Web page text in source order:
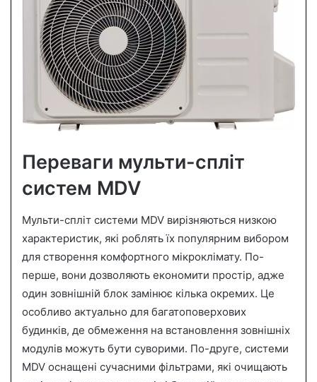
Переваги мульти-спліт
систем MDV
Мульти-спліт системи MDV вирізняються низкою
характеристик, які роблять їх популярним вибором
для створення комфортного мікроклімату. По-
перше, вони дозволяють економити простір, адже
один зовнішній блок замінює кілька окремих. Це
особливо актуально для багатоповерхових
будинків, де обмеження на встановлення зовнішніх
модулів можуть бути суворими. По-друге, системи
MDV оснащені сучасними фільтрами, які очищають